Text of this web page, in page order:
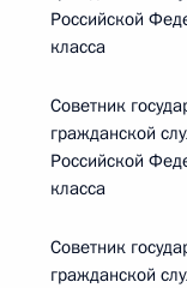
Российской
класса
Советник
гражданской
Российской
класса
Советник
гражданской